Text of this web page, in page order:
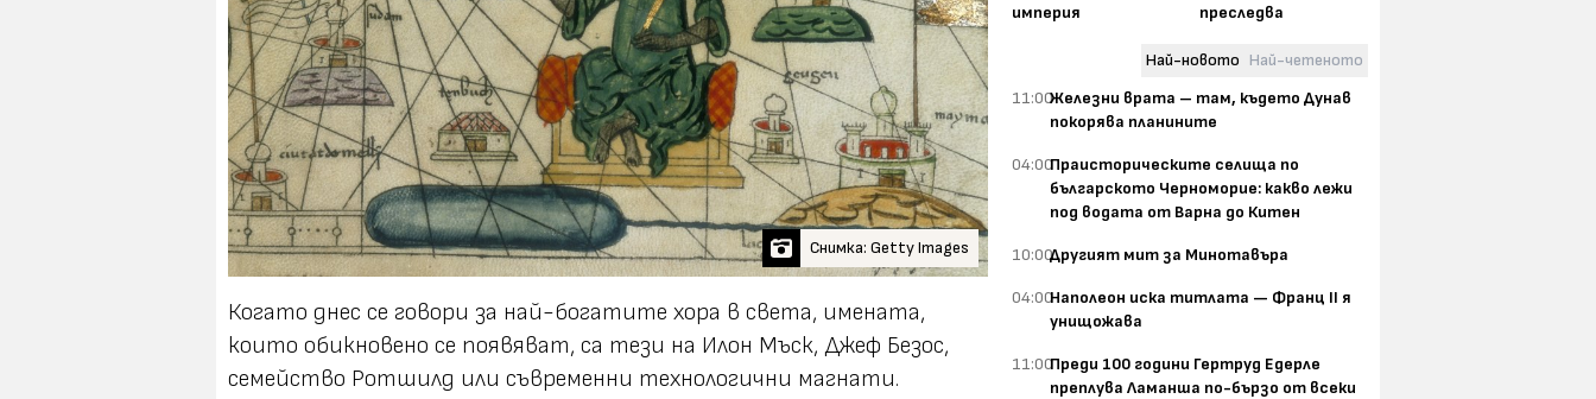
Снимка: Getty Images
Когато днес се говори за най-богатите хора в света, имената,
които обикновено се появяват, са тези на Илон Мъск, Джеф Безос,
семейство Ротшилд или съвременни технологични магнати.
империя
преследва
Най-новото Най-четеното
11:00Железни врата – там, където Дунав
покорява планините
04:00Праисторическите селища по
българското Черноморие: какво лежи
под водата от Варна до Китен
10:00Другият мит за Минотавъра
04:00Наполеон иска титлата — Франц II я
унищожава
11:00Преди 100 години Гертруд Едерле
преплува Ламанша по-бързо от всеки